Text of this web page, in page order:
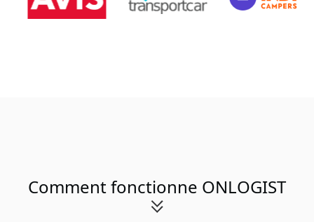
Comment fonctionne ONLOGIST